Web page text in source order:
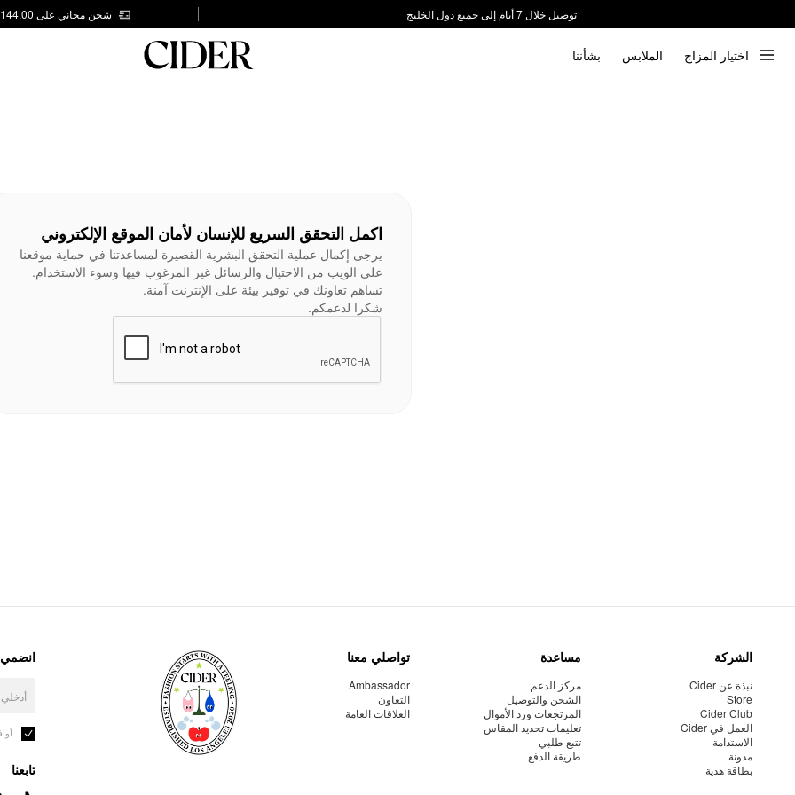
توصيل خلال 7 أيام إلى جميع دول الخليج
شحن مجاني على AED 144.00
اختيار المزاج الملابس بشأننا
اكمل التحقق السريع للإنسان لأمان الموقع الإلكتروني
يرجى إكمال عملية التحقق البشرية القصيرة لمساعدتنا في حماية موقعنا
على الويب من الاحتيال والرسائل غير المرغوب فيها وسوء الاستخدام.
تساهم تعاونك في توفير بيئة على الإنترنت آمنة.
شكرا لدعمكم.
الشركة
نبذة عن Cider
Store
Cider Club
العمل في Cider
الاستدامة
مدونة
بطاقة هدية
مساعدة
مركز الدعم
الشحن والتوصيل
المرتجعات ورد الأموال
تعليمات تحديد المقاس
تتبع طلبي
طريقة الدفع
تواصلي معنا
Ambassador
التعاون
العلاقات العامة
انضمي
تابعنا